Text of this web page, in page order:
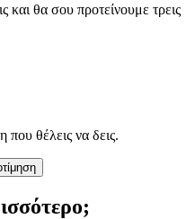
και θα σου προτείνουμε τρεις
που θέλεις να δεις.